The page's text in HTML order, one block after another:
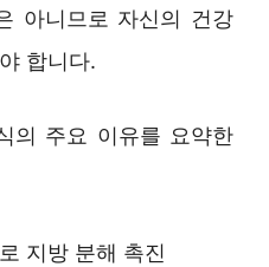
아니므로 자신의 건강
합니다.
의 주요 이유를 요약한
지방 분해 촉진